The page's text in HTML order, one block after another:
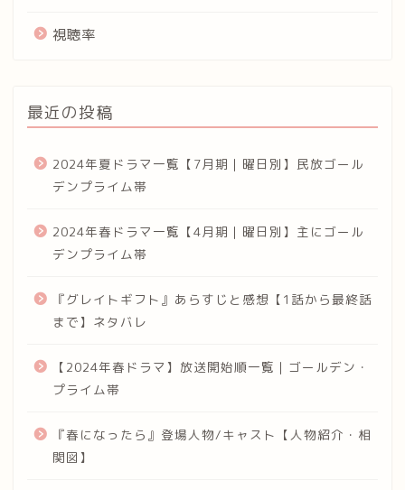
視聴率
最近の投稿
2024年夏ドラマ一覧【7月期｜曜日別】民放ゴール
デンプライム帯
2024年春ドラマ一覧【4月期｜曜日別】主にゴール
デンプライム帯
『グレイトギフト』あらすじと感想【1話から最終話
まで】ネタバレ
【2024年春ドラマ】放送開始順一覧｜ゴールデン・
プライム帯
『春になったら』登場人物/キャスト【人物紹介・相
関図】